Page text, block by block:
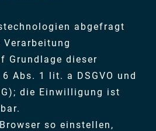
abgefragt
Grundlage dieser
Abs. 1 lit. a DSGVO und
die Einwilligung ist
so einstellen,